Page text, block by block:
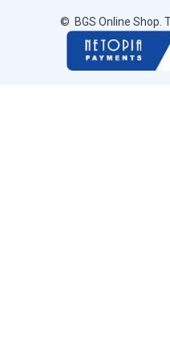
© BGS Online Shop.